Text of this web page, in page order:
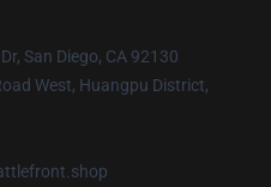
San Diego, CA 92130
West, Huangpu District,